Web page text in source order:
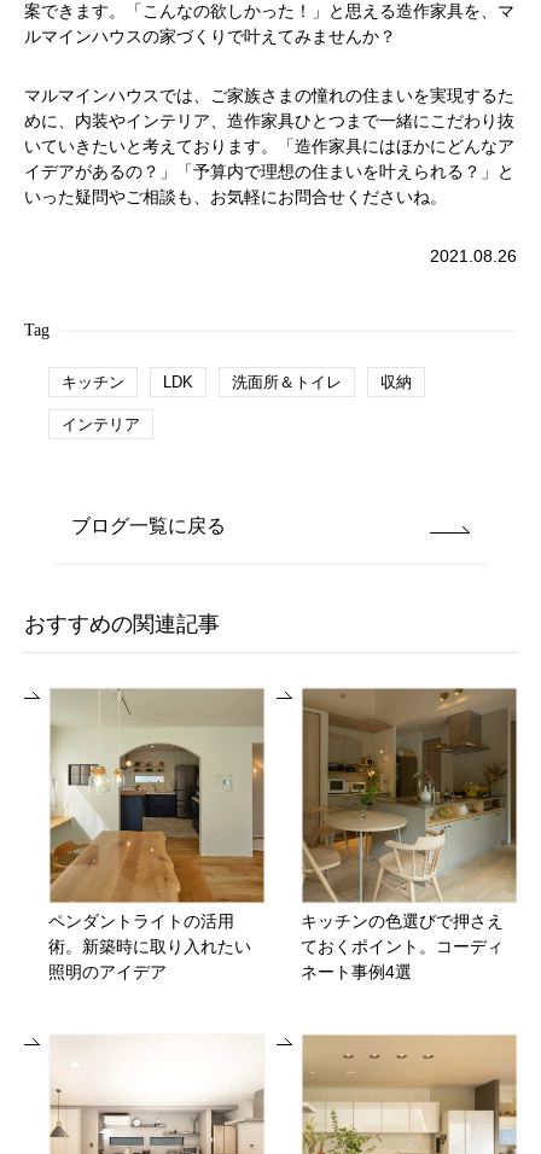
案できます。「こんなの欲しかった！」と思える造作家具を、マ
ルマインハウスの家づくりで叶えてみませんか？
マルマインハウスでは、ご家族さまの憧れの住まいを実現するた
めに、内装やインテリア、造作家具ひとつまで一緒にこだわり抜
いていきたいと考えております。「造作家具にはほかにどんなア
イデアがあるの？」「予算内で理想の住まいを叶えられる？」と
いった疑問やご相談も、お気軽にお問合せくださいね。
2021.08.26
Tag
キッチン LDK 洗面所＆トイレ 収納
インテリア
ブログ一覧に戻る
おすすめの関連記事
ペンダントライトの活用
術。新築時に取り入れたい
照明のアイデア
キッチンの色選びで押さえ
ておくポイント。コーディ
ネート事例4選